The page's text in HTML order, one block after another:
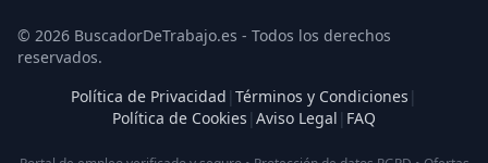
© 2026 BuscadorDeTrabajo.es - Todos los derechos
reservados.
Política de Privacidad | Términos y Condiciones |
Política de Cookies | Aviso Legal | FAQ